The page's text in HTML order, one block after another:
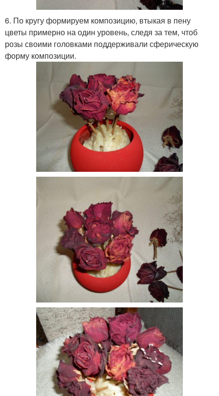
6. По кругу формируем композицию, втыкая в пену
цветы примерно на один уровень, следя за тем, чтоб
розы своими головками поддерживали сферическую
форму композиции.